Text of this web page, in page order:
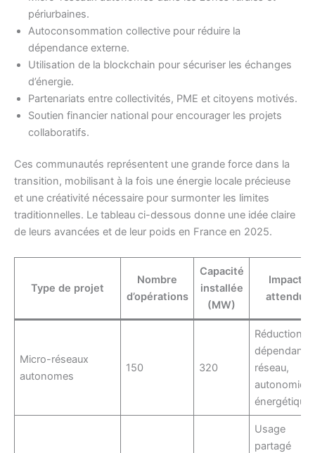
périurbaines.
Autoconsommation collective pour réduire la
dépendance externe.
Utilisation de la blockchain pour sécuriser les échanges
d’énergie.
Partenariats entre collectivités, PME et citoyens motivés.
Soutien financier national pour encourager les projets
collaboratifs.
Ces communautés représentent une grande force dans la
transition, mobilisant à la fois une énergie locale précieuse
et une créativité nécessaire pour surmonter les limites
traditionnelles. Le tableau ci-dessous donne une idée claire
de leurs avancées et de leur poids en France en 2025.
Type de projet
Nombre
d’opérations
Capacité
installée
(MW)
Impact
attendu
Micro-réseaux
autonomes
150 320
Réduction
dépendance
réseau,
autonomie
énergétique
Usage
partagé